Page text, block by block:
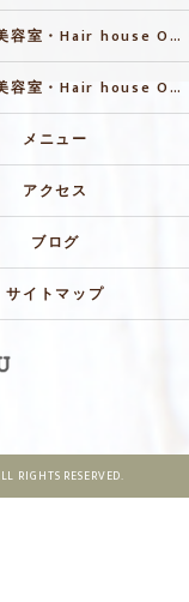
倉敷市の美容室・Hair house OLU OLUの口コミ情報
倉敷市の美容室・Hair house OLU OLUのお客様の声
メニュー
アクセス
ブログ
サイトマップ
RESERVED.